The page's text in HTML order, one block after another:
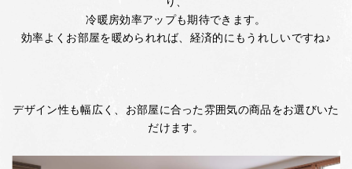
冷暖房効率アップも期待できます。
効率よくお部屋を暖められれば、経済的にもうれしいですね♪
デザイン性も幅広く、お部屋に合った雰囲気の商品をお選びいた
だけます。